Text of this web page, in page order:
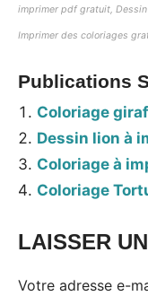
imprimer pdf gratuit,
Imprimer des coloriages
Publications
Coloriage
Dessin lion à
Coloriage à
Coloriage
LAISSER
Votre adresse e-